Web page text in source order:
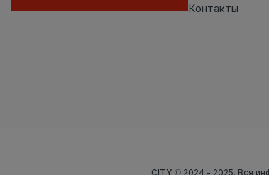
Контакты
CITY © 2024 - 2025. Вся